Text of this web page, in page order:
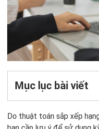
Mục lục bài viết
Do thuật toán sắp xếp